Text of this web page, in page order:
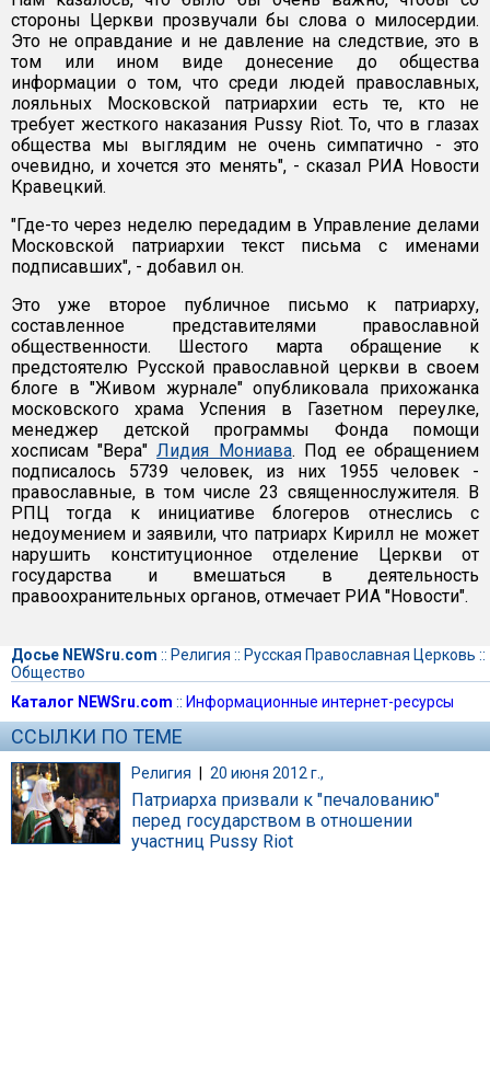
стороны Церкви прозвучали бы слова о милосердии.
Это не оправдание и не давление на следствие, это в
том или ином виде донесение до общества
информации о том, что среди людей православных,
лояльных Московской патриархии есть те, кто не
требует жесткого наказания Pussy Riot. То, что в глазах
общества мы выглядим не очень симпатично - это
очевидно, и хочется это менять", - сказал РИА Новости
Кравецкий.
"Где-то через неделю передадим в Управление делами
Московской патриархии текст письма с именами
подписавших", - добавил он.
Это уже второе публичное письмо к патриарху,
составленное представителями православной
общественности. Шестого марта обращение к
предстоятелю Русской православной церкви в своем
блоге в "Живом журнале" опубликовала прихожанка
московского храма Успения в Газетном переулке,
менеджер детской программы Фонда помощи
хосписам "Вера"Лидия Мониава. Под ее обращением
подписалось 5739 человек, из них 1955 человек -
православные, в том числе 23 священнослужителя. В
РПЦ тогда к инициативе блогеров отнеслись с
недоумением и заявили, что патриарх Кирилл не может
нарушить конституционное отделение Церкви от
государства и вмешаться в деятельность
правоохранительных органов, отмечает РИА "Новости".
Досье NEWSru.com :: Религия :: Русская Православная Церковь ::
Общество
Каталог NEWSru.com :: Информационные интернет-ресурсы
ССЫЛКИ ПО ТЕМЕ
Религия | 20 июня 2012 г.,
Патриарха призвали к "печалованию"
перед государством в отношении
участниц Pussy Riot